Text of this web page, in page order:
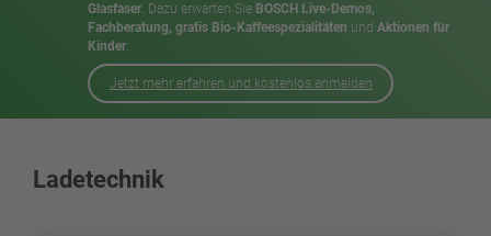
Glasfaser. Dazu erwarten Sie BOSCH Live-Demos,
Fachberatung, gratis Bio-Kaffeespezialitäten und Aktionen für
Kinder.
Jetzt mehr erfahren und kostenlos anmelden
Ladetechnik